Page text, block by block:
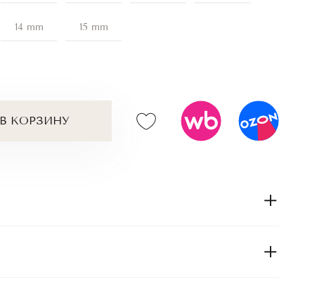
14 mm 15 mm
В КОРЗИНУ